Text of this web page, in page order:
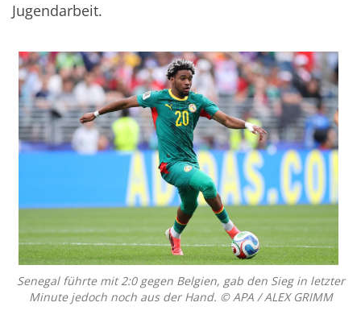
Jugendarbeit.
Senegal führte mit 2:0 gegen Belgien, gab den Sieg in letzter
Minute jedoch noch aus der Hand. © APA / ALEX GRIMM